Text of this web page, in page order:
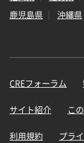
鹿児島県
沖縄県
CREフォーラム
サイト紹介 こ
利用規約 プラ